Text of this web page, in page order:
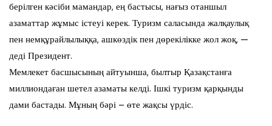
берілген кәсіби мамандар, ең бастысы, нағыз отаншыл
азаматтар жұмыс істеуі керек. Туризм саласында жалқаулық
пен немқұрайлылыққа, ашкөздік пен дөрекілікке жол жоқ, —
деді Президент.
Мемлекет басшысының айтуынша, былтыр Қазақстанға
миллиондаған шетел азаматы келді. Ішкі туризм қарқынды
дами бастады. Мұның бәрі – өте жақсы үрдіс.